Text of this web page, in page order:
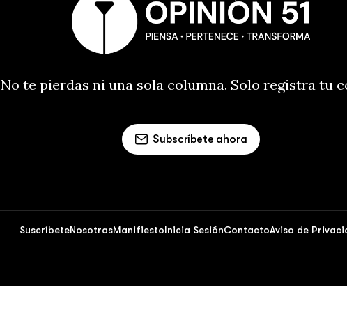
No te pierdas ni una sola columna. Solo registra tu
Subscríbete ahora
SuscríbeteNosotrasManifiestoInicia SesiónContactoAviso de